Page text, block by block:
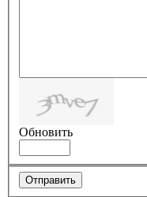
Обновить